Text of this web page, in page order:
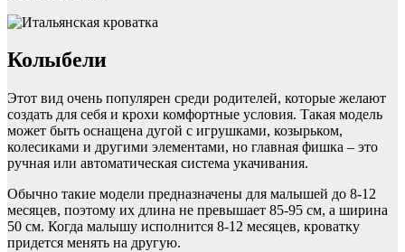
Колыбели
Этот вид очень популярен среди родителей, которые желают
создать для себя и крохи комфортные условия. Такая модель
может быть оснащена дугой с игрушками, козырьком,
колесиками и другими элементами, но главная фишка – это
ручная или автоматическая система укачивания.
Обычно такие модели предназначены для малышей до 8-12
месяцев, поэтому их длина не превышает 85-95 см, а ширина
50 см. Когда малышу исполнится 8-12 месяцев, кроватку
придется менять на другую.